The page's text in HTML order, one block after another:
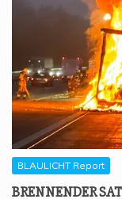
BLAULICHT Report
BREN­NEN­DER